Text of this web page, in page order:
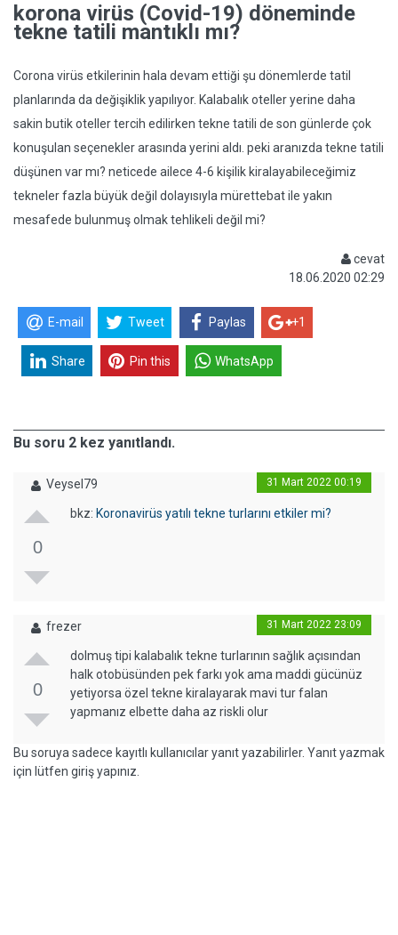
korona virüs (Covid-19) döneminde
tekne tatili mantıklı mı?
Corona virüs etkilerinin hala devam ettiği şu dönemlerde tatil
planlarında da değişiklik yapılıyor. Kalabalık oteller yerine daha
sakin butik oteller tercih edilirken tekne tatili de son günlerde çok
konuşulan seçenekler arasında yerini aldı. peki aranızda tekne tatili
düşünen var mı? neticede ailece 4-6 kişilik kiralayabileceğimiz
tekneler fazla büyük değil dolayısıyla mürettebat ile yakın
mesafede bulunmuş olmak tehlikeli değil mi?
cevat
18.06.2020 02:29
E-mail Tweet Paylas +1
Share Pin this WhatsApp
Bu soru 2 kez yanıtlandı.
Veysel79 31 Mart 2022 00:19
0
bkz: Koronavirüs yatılı tekne turlarını etkiler mi?
frezer 31 Mart 2022 23:09
0
dolmuş tipi kalabalık tekne turlarının sağlık açısından
halk otobüsünden pek farkı yok ama maddi gücünüz
yetiyorsa özel tekne kiralayarak mavi tur falan
yapmanız elbette daha az riskli olur
Bu soruya sadece kayıtlı kullanıcılar yanıt yazabilirler. Yanıt yazmak
için lütfen giriş yapınız.